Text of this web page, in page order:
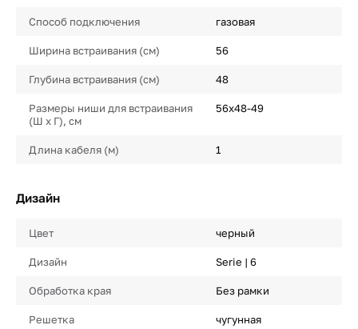
Способ подключения газовая
Ширина встраивания (см) 56
Глубина встраивания (см) 48
Размеры ниши для встраивания
(Ш х Г), см
56x48-49
Длина кабеля (м) 1
Дизайн
Цвет черный
Дизайн Serie | 6
Обработка края Без рамки
Решетка чугунная